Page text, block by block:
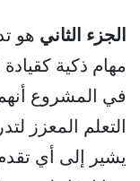
الجزء الثاني هو
مهام ذكية
في المشروع
التعلم المعزز
يشير إلى أي